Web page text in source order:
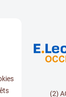
(2)